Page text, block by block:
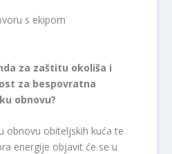
s ekipom
za zaštitu okoliša i
za bespovratna
obnovu?
obnovu obiteljskih kuća te
energije objavit će se u